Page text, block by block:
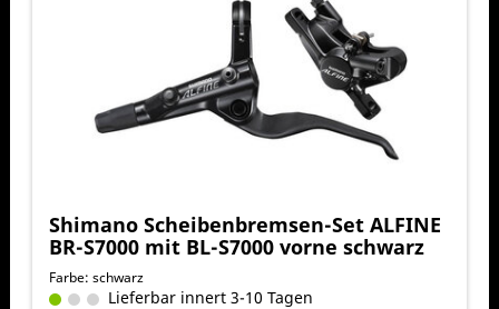
Shimano Scheibenbremsen-Set ALFINE
BR-S7000 mit BL-S7000 vorne schwarz
Farbe: schwarz
Lieferbar innert 3-10 Tagen